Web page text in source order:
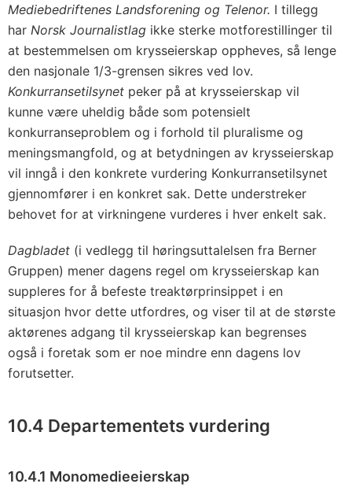
Mediebedriftenes Landsforening og Telenor. I tillegg
har Norsk Journalistlag ikke sterke motforestillinger til
at bestemmelsen om krysseierskap oppheves, så lenge
den nasjonale 1/3-grensen sikres ved lov.
Konkurransetilsynet peker på at krysseierskap vil
kunne være uheldig både som potensielt
konkurranseproblem og i forhold til pluralisme og
meningsmangfold, og at betydningen av krysseierskap
vil inngå i den konkrete vurdering Konkurransetilsynet
gjennomfører i en konkret sak. Dette understreker
behovet for at virkningene vurderes i hver enkelt sak.
Dagbladet (i vedlegg til høringsuttalelsen fra Berner
Gruppen) mener dagens regel om krysseierskap kan
suppleres for å befeste treaktørprinsippet i en
situasjon hvor dette utfordres, og viser til at de største
aktørenes adgang til krysseierskap kan begrenses
også i foretak som er noe mindre enn dagens lov
forutsetter.
10.4 Departementets vurdering
10.4.1 Monomedieeierskap